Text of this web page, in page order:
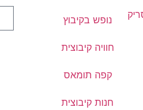
נופש בקיבוץ
חוויה קיבוצית
קפה תומאס
חנות קיבוצית